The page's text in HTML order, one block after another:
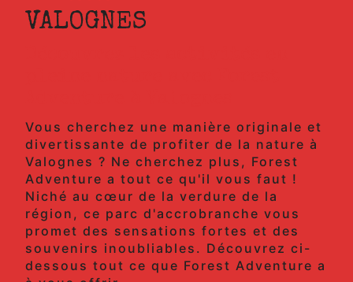
VALOGNES
Vous cherchez une manière originale et
divertissante de profiter de la nature à
Valognes ? Ne cherchez plus, Forest
Adventure a tout ce qu'il vous faut !
Niché au cœur de la verdure de la
région, ce parc d'accrobranche vous
promet des sensations fortes et des
souvenirs inoubliables. Découvrez ci-
dessous tout ce que Forest Adventure a